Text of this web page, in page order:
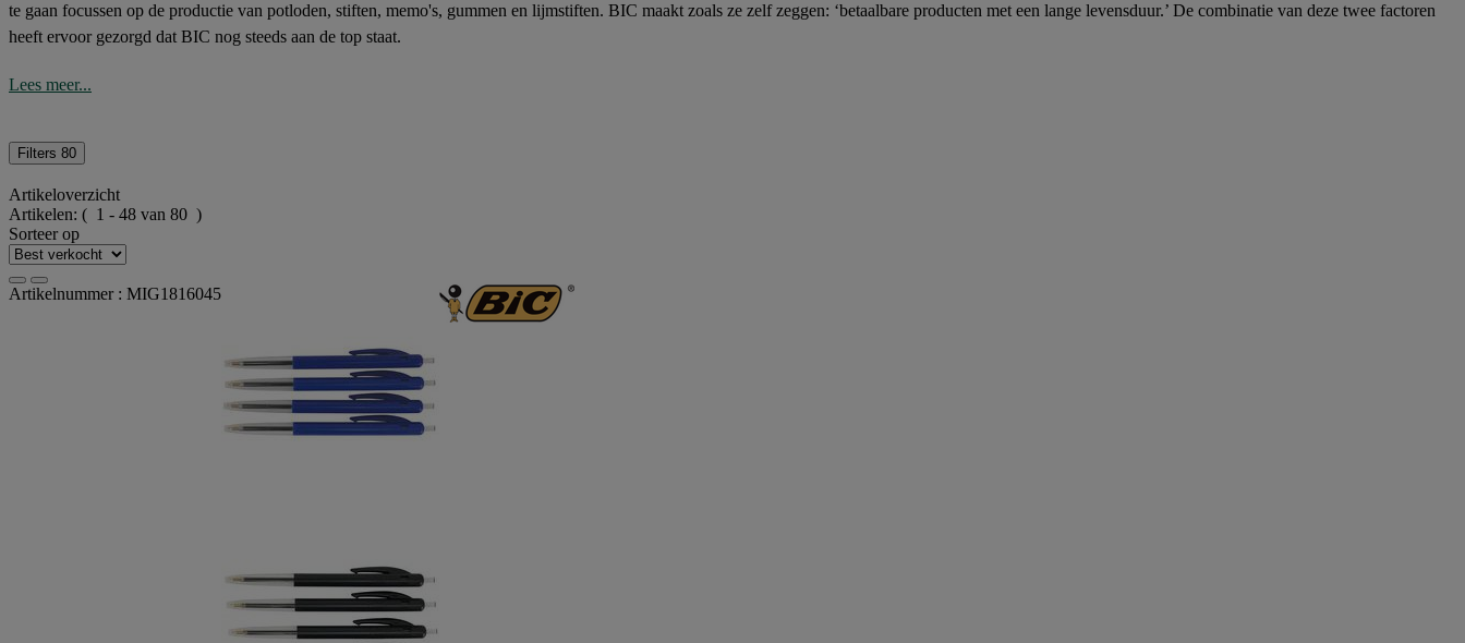
te gaan focussen op de productie van potloden, stiften, memo's, gummen en lijmstiften. BIC maakt zoals ze zelf zeggen: ‘betaalbare producten met een lange levensduur.’ De combinatie van deze twee factoren
heeft ervoor gezorgd dat BIC nog steeds aan de top staat.
Lees meer...
Filters 80
Artikeloverzicht
Artikelen: ( 1 - 48 van 80 )
Sorteer op
Artikelnummer : MIG1816045